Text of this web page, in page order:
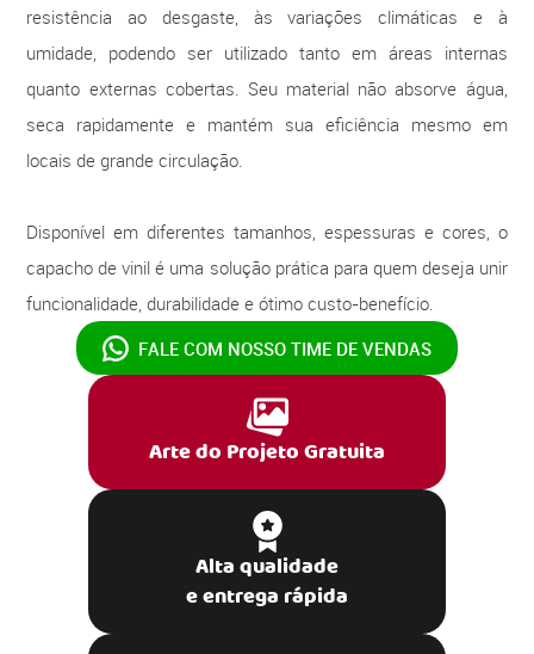
resistência ao desgaste, às variações climáticas e à
umidade, podendo ser utilizado tanto em áreas internas
quanto externas cobertas. Seu material não absorve água,
seca rapidamente e mantém sua eficiência mesmo em
locais de grande circulação.
Disponível em diferentes tamanhos, espessuras e cores, o
capacho de vinil é uma solução prática para quem deseja unir
funcionalidade, durabilidade e ótimo custo-benefício.
FALE COM NOSSO TIME DE VENDAS
Arte do Projeto Gratuita
Alta qualidade
e entrega rápida